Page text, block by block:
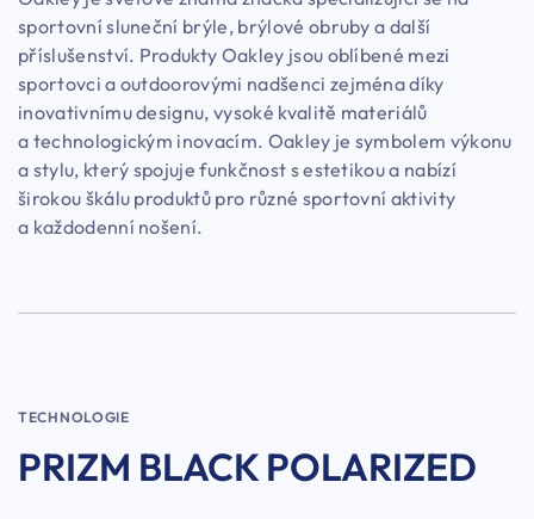
sportovní sluneční brýle, brýlové obruby a další
příslušenství. Produkty Oakley jsou oblíbené mezi
sportovci a outdoorovými nadšenci zejména díky
inovativnímu designu, vysoké kvalitě materiálů
a technologickým inovacím. Oakley je symbolem výkonu
a stylu, který spojuje funkčnost s estetikou a nabízí
širokou škálu produktů pro různé sportovní aktivity
a každodenní nošení.
TECHNOLOGIE
PRIZM BLACK POLARIZED